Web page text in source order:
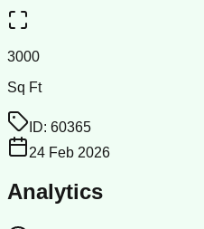
3000
Sq Ft
ID: 60365
24 Feb 2026
Analytics